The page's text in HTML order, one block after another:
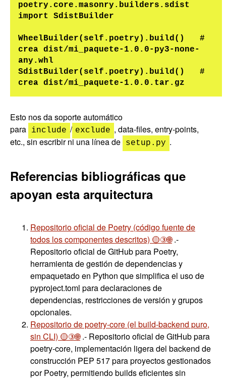
poetry.core.masonry.builders.sdist
import SdistBuilder
WheelBuilder(self.poetry).build()   #
crea dist/mi_paquete-1.0.0-py3-none-
any.whl
SdistBuilder(self.poetry).build()   #
Esto nos da soporte automático
para
include / exclude , data-files, entry-points,
etc., sin escribir ni una línea de
setup.py .
Referencias bibliográficas que
apoyan esta arquitectura
Repositorio oficial de Poetry (código fuente de
todos los componentes descritos) 🟡③🌐.-
Repositorio oficial de GitHub para Poetry,
herramienta de gestión de dependencias y
empaquetado en Python que simplifica el uso de
pyproject.toml para declaraciones de
dependencias, restricciones de versión y grupos
opcionales.
Repositorio de poetry-core (el build-backend puro,
sin CLI) 🟡③🌐.- Repositorio oficial de GitHub para
poetry-core, implementación ligera del backend de
construcción PEP 517 para proyectos gestionados
por Poetry, permitiendo builds eficientes sin